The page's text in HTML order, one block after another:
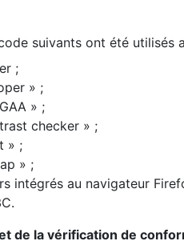
suivants ont été utilisés
;
» ;
» ;
checker » ;
» ;
» ;
intégrés au navigateur
de la vérification de